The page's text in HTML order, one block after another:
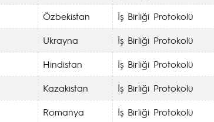
Özbekistan İş Birliği Protokolü
Ukrayna İş Birliği Protokolü
Hindistan İş Birliği Protokolü
Kazakistan İş Birliği Protokolü
Romanya İş Birliği Protokolü